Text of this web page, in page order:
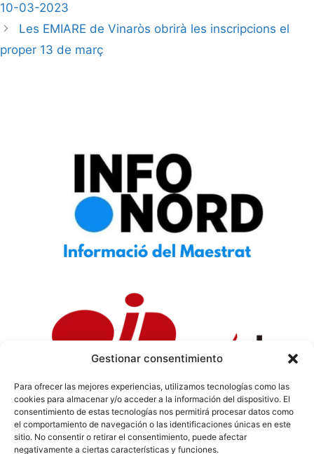
Gestionar consentimiento
Para ofrecer las mejores experiencias, utilizamos tecnologías como las
cookies para almacenar y/o acceder a la información del dispositivo. El
consentimiento de estas tecnologías nos permitirá procesar datos como
el comportamiento de navegación o las identificaciones únicas en este
sitio. No consentir o retirar el consentimiento, puede afectar
negativamente a ciertas características y funciones.
10-03-2023
Les EMIARE de Vinaròs obrirà les inscripcions el
proper 13 de març
Política de Privacidad| Política de Cookies|Aviso
Legal|Codi ètic|Tarifes de Publicitat